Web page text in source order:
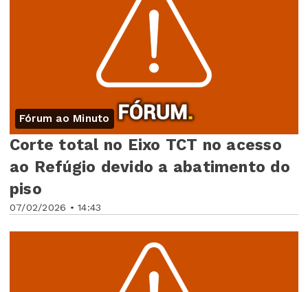
Fórum ao Minuto
07/02/2026 • 14:43
Corte total no Eixo TCT no acesso
ao Refúgio devido a abatimento do
piso